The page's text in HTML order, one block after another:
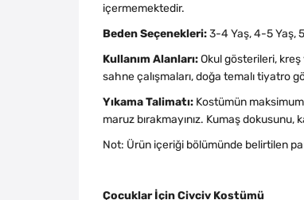
içermemektedir.
Beden Seçenekleri:3-4 Yaş, 4-5 Yaş,
Kullanım Alanları:Okul gösterileri,
sahne çalışmaları, doğa temalı tiyatro
Yıkama Talimatı: Kostümün maksimum
maruz bırakmayınız. Kumaş
Not: Ürün içeriği bölümünde belirtilen
Çocuklar İçin Civciv Kostümü